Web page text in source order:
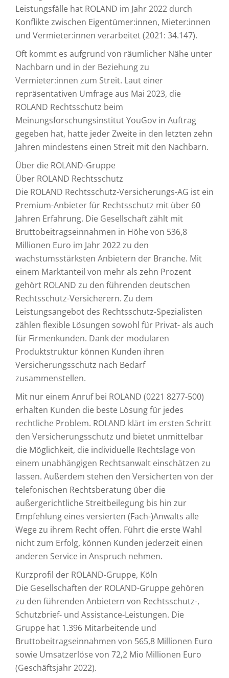
Leistungsfälle hat ROLAND im Jahr 2022 durch
Konflikte zwischen Eigentümer:innen, Mieter:innen
und Vermieter:innen verarbeitet (2021: 34.147).
Oft kommt es aufgrund von räumlicher Nähe unter
Nachbarn und in der Beziehung zu
Vermieter:innen zum Streit. Laut einer
repräsentativen Umfrage aus Mai 2023, die
ROLAND Rechtsschutz beim
Meinungsforschungsinstitut YouGov in Auftrag
gegeben hat, hatte jeder Zweite in den letzten zehn
Jahren mindestens einen Streit mit den Nachbarn.
Über die ROLAND-Gruppe
Über ROLAND Rechtsschutz
Die ROLAND Rechtsschutz-Versicherungs-AG ist ein
Premium-Anbieter für Rechtsschutz mit über 60
Jahren Erfahrung. Die Gesellschaft zählt mit
Bruttobeitragseinnahmen in Höhe von 536,8
Millionen Euro im Jahr 2022 zu den
wachstumsstärksten Anbietern der Branche. Mit
einem Marktanteil von mehr als zehn Prozent
gehört ROLAND zu den führenden deutschen
Rechtsschutz-Versicherern. Zu dem
Leistungsangebot des Rechtsschutz-Spezialisten
zählen flexible Lösungen sowohl für Privat- als auch
für Firmenkunden. Dank der modularen
Produktstruktur können Kunden ihren
Versicherungsschutz nach Bedarf
zusammenstellen.
Mit nur einem Anruf bei ROLAND (0221 8277-500)
erhalten Kunden die beste Lösung für jedes
rechtliche Problem. ROLAND klärt im ersten Schritt
den Versicherungsschutz und bietet unmittelbar
die Möglichkeit, die individuelle Rechtslage von
einem unabhängigen Rechtsanwalt einschätzen zu
lassen. Außerdem stehen den Versicherten von der
telefonischen Rechtsberatung über die
außergerichtliche Streitbeilegung bis hin zur
Empfehlung eines versierten (Fach-)Anwalts alle
Wege zu ihrem Recht offen. Führt die erste Wahl
nicht zum Erfolg, können Kunden jederzeit einen
anderen Service in Anspruch nehmen.
Kurzprofil der ROLAND-Gruppe, Köln
Die Gesellschaften der ROLAND-Gruppe gehören
zu den führenden Anbietern von Rechtsschutz-,
Schutzbrief- und Assistance-Leistungen. Die
Gruppe hat 1.396 Mitarbeitende und
Bruttobeitragseinnahmen von 565,8 Millionen Euro
sowie Umsatzerlöse von 72,2 Mio Millionen Euro
(Geschäftsjahr 2022).